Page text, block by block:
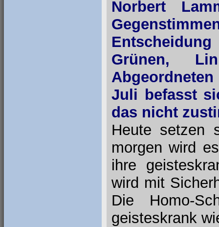
Norbert
Grünen,
Juli befasst
das nicht
Heute setzen
morgen wird
ihre
wird mit
Die Homo-
geisteskrank